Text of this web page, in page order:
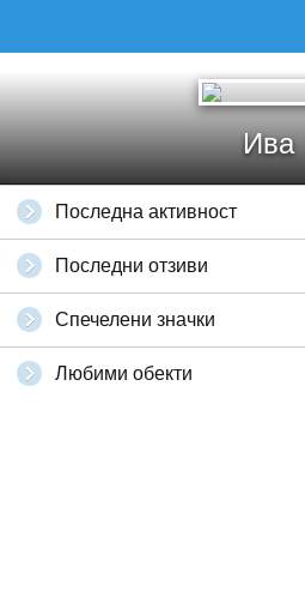
Ива
Последна активност
Последни отзиви
Спечелени значки
Любими обекти